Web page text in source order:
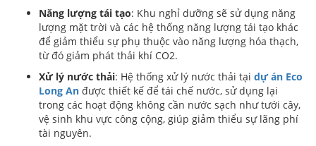
Năng lượng tái tạo: Khu nghỉ dưỡng sẽ sử dụng năng
lượng mặt trời và các hệ thống năng lượng tái tạo khác
để giảm thiểu sự phụ thuộc vào năng lượng hóa thạch,
từ đó giảm phát thải khí CO2.
Xử lý nước thải: Hệ thống xử lý nước thải tại dự án Eco
Long An được thiết kế để tái chế nước, sử dụng lại
trong các hoạt động không cần nước sạch như tưới cây,
vệ sinh khu vực công cộng, giúp giảm thiểu sự lãng phí
tài nguyên.